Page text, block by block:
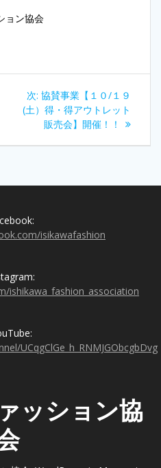
ョン協会
次: 次
の
投
協賛事業【１０/１９
(土）得・得アウトレット
販売会】開催！！
isikawafashion
ishikawa_fashion_association
UCqgClGe_h_RNMJGObcgbDvg
ッション協